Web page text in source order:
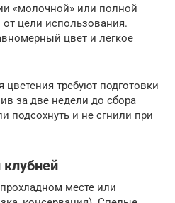
«молочной» или полной
цели использования.
цвет и легкое
требуют подготовки
за две недели до сбора
подсохнуть и не сгнили при
месте или